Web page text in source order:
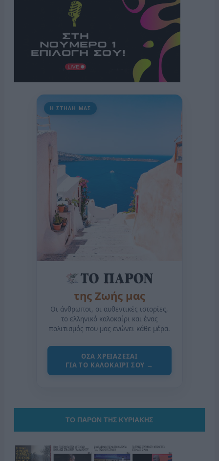
Η ΣΤΗΛΗ ΜΑΣ
της Ζωής μας
Οι άνθρωποι, οι αυθεντικές ιστορίες,
το ελληνικό καλοκαίρι και ένας
πολιτισμός που μας ενώνει κάθε μέρα.
ΟΣΑ ΧΡΕΙΑΖΕΣΑΙ
ΓΙΑ ΤΟ ΚΑΛΟΚΑΙΡΙ ΣΟΥ →
ΤΟ ΠΑΡΟΝ ΤΗΣ ΚΥΡΙΑΚΗΣ